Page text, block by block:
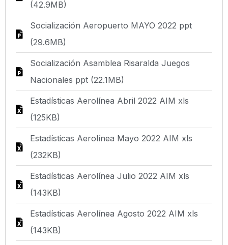
(42.9MB)
Socialización Aeropuerto MAYO 2022 ppt
(29.6MB)
Socialización Asamblea Risaralda Juegos
Nacionales ppt (22.1MB)
Estadísticas Aerolínea Abril 2022 AIM xls
(125KB)
Estadísticas Aerolínea Mayo 2022 AIM xls
(232KB)
Estadísticas Aerolínea Julio 2022 AIM xls
(143KB)
Estadísticas Aerolínea Agosto 2022 AIM xls
(143KB)